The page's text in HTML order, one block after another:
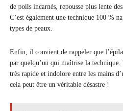
de poils incarnés, repousse plus lente
C’est également une technique 100 %
types de peaux.
Enfin, il convient de rappeler que
par quelqu’un qui maîtrise la
très rapide et indolore entre les mains
cela peut être un véritable désastre !